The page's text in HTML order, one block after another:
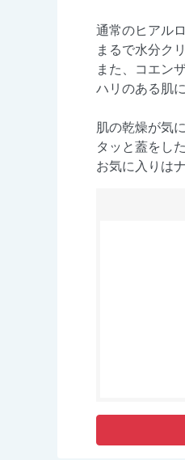
通常のヒアル
まるで水分ク
また、コエン
ハリのある肌
肌の乾燥が気
タッと蓋をし
お気に入りは